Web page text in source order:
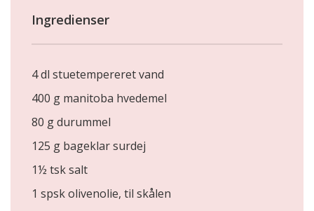
Ingredienser
4 dl stuetempereret vand
400 g manitoba hvedemel
80 g durummel
125 g bageklar surdej
1½ tsk salt
1 spsk olivenolie, til skålen